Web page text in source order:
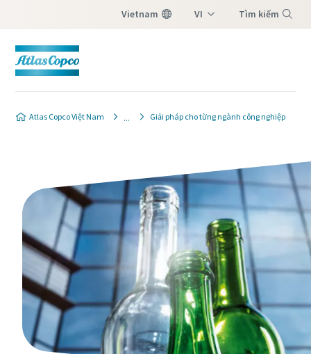
Vietnam VI Tìm kiếm
Atlas Copco Việt Nam Giải pháp cho từng ngành công nghiệp